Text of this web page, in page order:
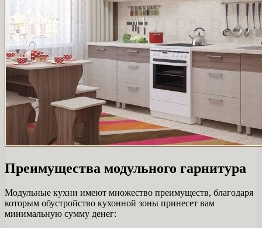
Преимущества модульного гарнитура
Модульные кухни имеют множество преимуществ, благодаря
которым обустройство кухонной зоны принесет вам
минимальную сумму денег: